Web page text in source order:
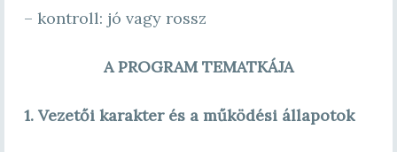
– kontroll: jó vagy rossz
A PROGRAM TEMATKÁJA
1. Vezetői karakter és a működési állapotok